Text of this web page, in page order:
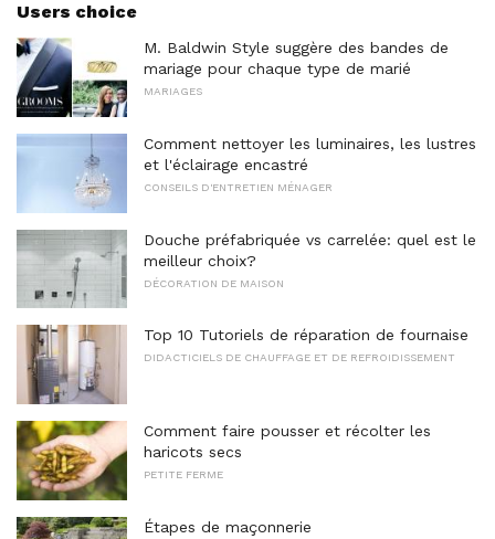
Users choice
M. Baldwin Style suggère des bandes de
mariage pour chaque type de marié
MARIAGES
Comment nettoyer les luminaires, les lustres
et l'éclairage encastré
CONSEILS D'ENTRETIEN MÉNAGER
Douche préfabriquée vs carrelée: quel est le
meilleur choix?
DÉCORATION DE MAISON
Top 10 Tutoriels de réparation de fournaise
DIDACTICIELS DE CHAUFFAGE ET DE REFROIDISSEMENT
Comment faire pousser et récolter les
haricots secs
PETITE FERME
Étapes de maçonnerie